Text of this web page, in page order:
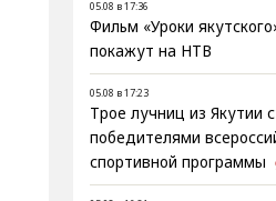
05.08 в 17:36
Фильм «Уроки
покажут на НТВ
05.08 в 17:23
Трое лучниц из Якутии
победителями
спортивной программы